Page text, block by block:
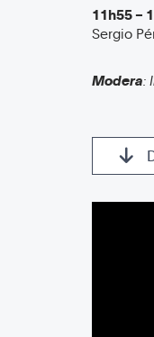
11h55 –
Sergio
Modera: